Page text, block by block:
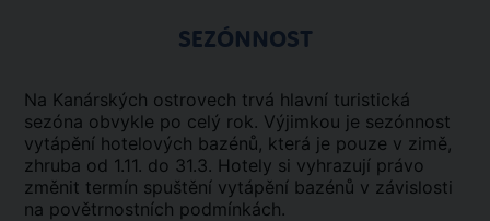
SEZÓNNOST
Na Kanárských ostrovech trvá hlavní turistická
sezóna obvykle po celý rok. Výjimkou je sezónnost
vytápění hotelových bazénů, která je pouze v zimě,
zhruba od 1.11. do 31.3. Hotely si vyhrazují právo
změnit termín spuštění vytápění bazénů v závislosti
na povětrnostních podmínkách.